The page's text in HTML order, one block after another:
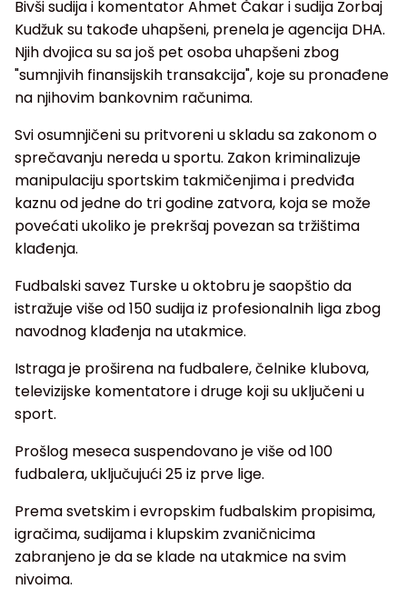
Bivši sudija i komentator Ahmet Čakar i sudija Zorbaj
Kudžuk su takođe uhapšeni, prenela je agencija DHA.
Njih dvojica su sa još pet osoba uhapšeni zbog
"sumnjivih finansijskih transakcija", koje su pronađene
na njihovim bankovnim računima.
Svi osumnjičeni su pritvoreni u skladu sa zakonom o
sprečavanju nereda u sportu. Zakon kriminalizuje
manipulaciju sportskim takmičenjima i predviđa
kaznu od jedne do tri godine zatvora, koja se može
povećati ukoliko je prekršaj povezan sa tržištima
klađenja.
Fudbalski savez Turske u oktobru je saopštio da
istražuje više od 150 sudija iz profesionalnih liga zbog
navodnog klađenja na utakmice.
Istraga je proširena na fudbalere, čelnike klubova,
televizijske komentatore i druge koji su uključeni u
sport.
Prošlog meseca suspendovano je više od 100
fudbalera, uključujući 25 iz prve lige.
Prema svetskim i evropskim fudbalskim propisima,
igračima, sudijama i klupskim zvaničnicima
zabranjeno je da se klade na utakmice na svim
nivoima.